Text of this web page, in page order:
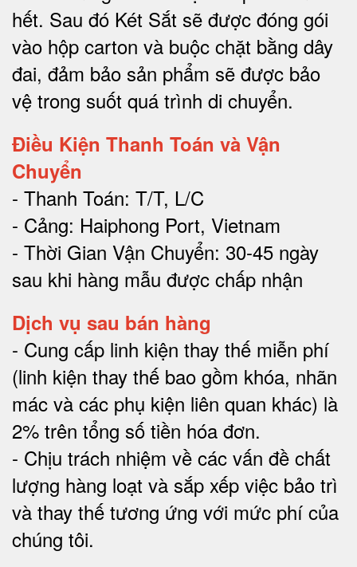
hết. Sau đó Két Sắt sẽ được đóng gói
vào hộp carton và buộc chặt bằng dây
đai, đảm bảo sản phẩm sẽ được bảo
vệ trong suốt quá trình di chuyển.
Điều Kiện Thanh Toán và Vận
Chuyển
- Thanh Toán: T/T, L/C
- Cảng: Haiphong Port, Vietnam
- Thời Gian Vận Chuyển: 30-45 ngày
sau khi hàng mẫu được chấp nhận
Dịch vụ sau bán hàng
- Cung cấp linh kiện thay thế miễn phí
(linh kiện thay thế bao gồm khóa, nhãn
mác và các phụ kiện liên quan khác) là
2% trên tổng số tiền hóa đơn.
- Chịu trách nhiệm về các vấn đề chất
lượng hàng loạt và sắp xếp việc bảo trì
và thay thế tương ứng với mức phí của
chúng tôi.